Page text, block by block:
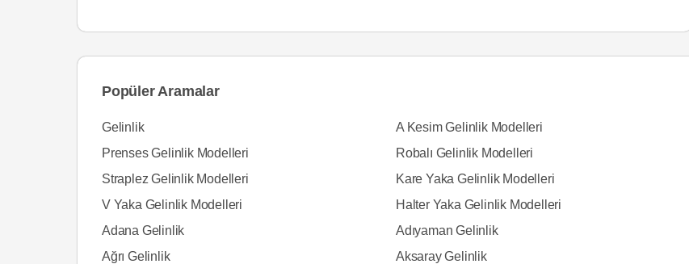
Popüler Aramalar
Gelinlik A Kesim Gelinlik Modelleri
Prenses Gelinlik Modelleri
Robalı Gelinlik Modelleri
Straplez Gelinlik Modelleri
Kare Yaka Gelinlik Modelleri
V Yaka Gelinlik Modelleri
Halter Yaka Gelinlik Modelleri
Adana Gelinlik
Adıyaman Gelinlik
Ağrı Gelinlik
Aksaray Gelinlik